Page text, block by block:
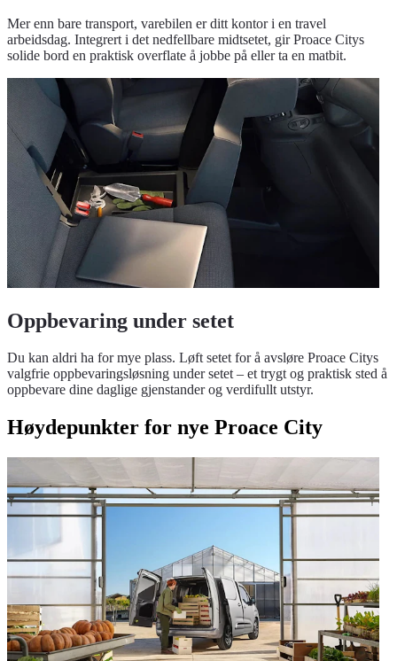
Mer enn bare transport, varebilen er ditt kontor i en travel
arbeidsdag. Integrert i det nedfellbare midtsetet, gir Proace Citys
solide bord en praktisk overflate å jobbe på eller ta en matbit.
Oppbevaring under setet
Du kan aldri ha for mye plass. Løft setet for å avsløre Proace Citys
valgfrie oppbevaringsløsning under setet – et trygt og praktisk sted å
oppbevare dine daglige gjenstander og verdifullt utstyr.
Høydepunkter for nye Proace City